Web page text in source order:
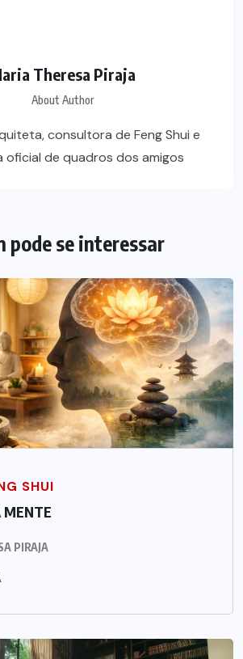
Theresa Piraja
About Author
consultora de Feng Shui e
oficial de quadros dos amigos
pode se interessar
SHUI
MENTE
PIRAJA